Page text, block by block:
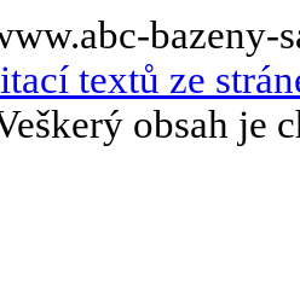
bazeny-
textů ze
obsah je